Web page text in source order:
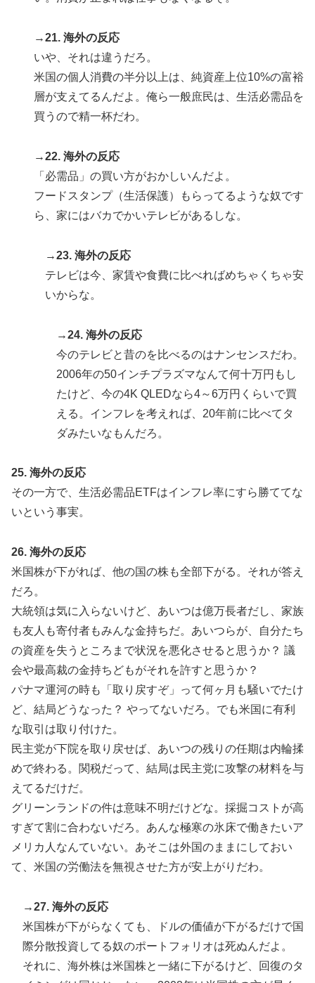
→21. 海外の反応
いや、それは違うだろ。
米国の個人消費の半分以上は、純資産上位10%の富裕
層が支えてるんだよ。俺ら一般庶民は、生活必需品を
買うので精一杯だわ。
→22. 海外の反応
「必需品」の買い方がおかしいんだよ。
フードスタンプ（生活保護）もらってるような奴です
ら、家にはバカでかいテレビがあるしな。
→23. 海外の反応
テレビは今、家賃や食費に比べればめちゃくちゃ安
いからな。
→24. 海外の反応
今のテレビと昔のを比べるのはナンセンスだわ。
2006年の50インチプラズマなんて何十万円もし
たけど、今の4K QLEDなら4～6万円くらいで買
える。インフレを考えれば、20年前に比べてタ
ダみたいなもんだろ。
25. 海外の反応
その一方で、生活必需品ETFはインフレ率にすら勝ててな
いという事実。
26. 海外の反応
米国株が下がれば、他の国の株も全部下がる。それが答え
だろ。
大統領は気に入らないけど、あいつは億万長者だし、家族
も友人も寄付者もみんな金持ちだ。あいつらが、自分たち
の資産を失うところまで状況を悪化させると思うか？ 議
会や最高裁の金持ちどもがそれを許すと思うか？
パナマ運河の時も「取り戻すぞ」って何ヶ月も騒いでたけ
ど、結局どうなった？ やってないだろ。でも米国に有利
な取引は取り付けた。
民主党が下院を取り戻せば、あいつの残りの任期は内輪揉
めで終わる。関税だって、結局は民主党に攻撃の材料を与
えてるだけだ。
グリーンランドの件は意味不明だけどな。採掘コストが高
すぎて割に合わないだろ。あんな極寒の氷床で働きたいア
メリカ人なんていない。あそこは外国のままにしておい
て、米国の労働法を無視させた方が安上がりだわ。
→27. 海外の反応
米国株が下がらなくても、ドルの価値が下がるだけで国
際分散投資してる奴のポートフォリオは死ぬんだよ。
それに、海外株は米国株と一緒に下がるけど、回復のタ